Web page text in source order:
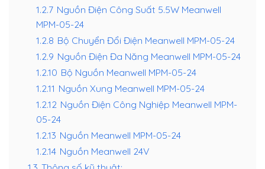
1.2.7 Nguồn Điện Công Suất 5.5W Meanwell
MPM-05-24
1.2.8 Bộ Chuyển Đổi Điện Meanwell MPM-05-24
1.2.9 Nguồn Điện Đa Năng Meanwell MPM-05-24
1.2.10 Bộ Nguồn Meanwell MPM-05-24
1.2.11 Nguồn Xung Meanwell MPM-05-24
1.2.12 Nguồn Điện Công Nghiệp Meanwell MPM-
05-24
1.2.13 Nguồn Meanwell MPM-05-24
1.2.14 Nguồn Meanwell 24V